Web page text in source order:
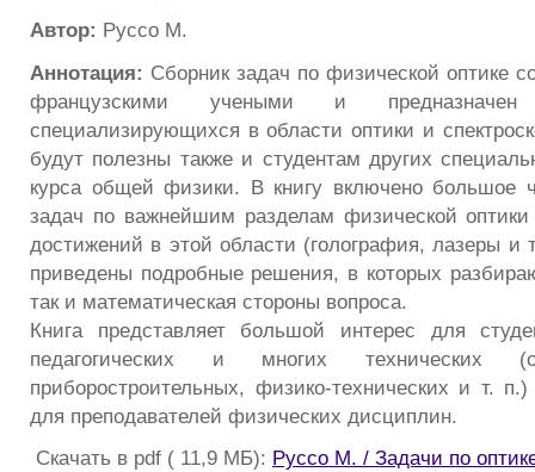
Автор: Руссо М.
Аннотация: Сборник задач по физической оптике
французскими учеными и
специализирующихся в области оптики и
будут полезны также и студентам других
курса общей физики. В книгу включено большое
задач по важнейшим разделам физической
достижений в этой области (голография, лазеры и
приведены подробные решения, в которых
так и математическая стороны вопроса.
Книга представляет большой интерес для
педагогических и многих технических
приборостроительных, физико-технических и т.
для преподавателей физических дисциплин.
Скачать в pdf ( 11,9 МБ): Руссо М. / Задачи по